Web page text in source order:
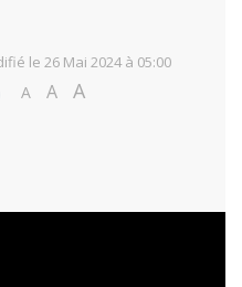
le 26 Mai 2024 à 05:00
A A A